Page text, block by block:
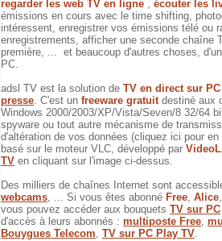
regarder les web TV en ligne
écouter les
émissions en cours avec le time shifting,
intéressent, enregistrer vos émissions télé ou
enregistrements, afficher une seconde chaîne
première, ... et beaucoup d'autres choses,
PC.
adsl TV est la solution de TV en direct sur
presse . C'est un freeware gratuit destiné aux
Windows 2000/2003/XP/Vista/Seven/8 32/64
spyware ou tout autre mécanisme de
d'altération de vos données (cliquez ici pour
basé sur le moteur VLC, développé par
TV en cliquant sur l'image ci-dessus.
Des milliers de chaînes Internet sont
webcams , ... Si vous êtes abonné Free Alice
vous pouvez accéder aux bouquets TV sur PC
d'accès à leurs abonnés : multiposte Free
Bouygues Telecom TV sur PC Play TV